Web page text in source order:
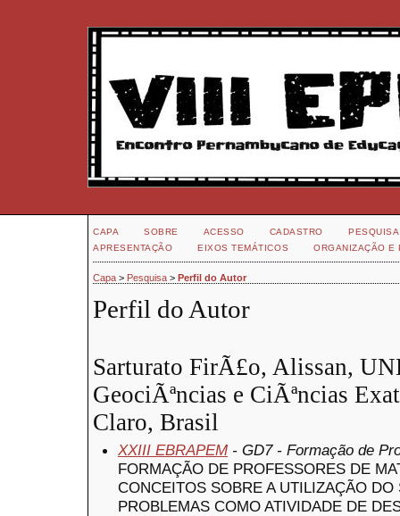
CAPA SOBRE ACESSO CADASTRO
PESQUISA
APRESENTAÇÃO
EIXOS TEMÁTICOS ORGANIZAÇÃO E
Capa > Pesquisa > Perfil do Autor
Perfil do Autor
Sarturato FirÃ£o, Alissan,
GeociÃªncias e CiÃªncias
Claro, Brasil
XXIII EBRAPEM - GD7 - Formação de
FORMAÇÃO DE PROFESSORES DE
CONCEITOS SOBRE A UTILIZAÇÃO
PROBLEMAS COMO ATIVIDADE DE